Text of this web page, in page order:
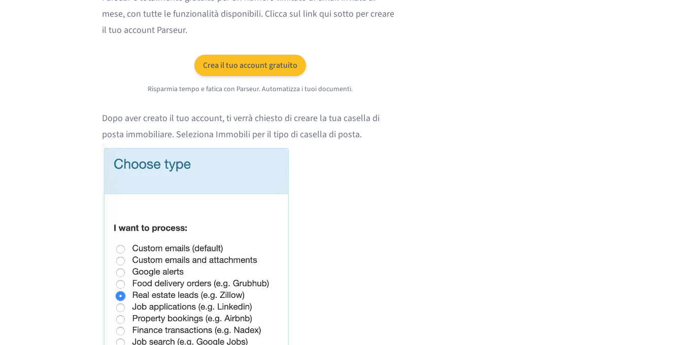
mese, con tutte le funzionalità disponibili. Clicca sul link qui sotto per creare
il tuo account Parseur.
Crea il tuo account gratuito
Risparmia tempo e fatica con Parseur. Automatizza i tuoi documenti.
Dopo aver creato il tuo account, ti verrà chiesto di creare la tua casella di
posta immobiliare. Seleziona Immobili per il tipo di casella di posta.